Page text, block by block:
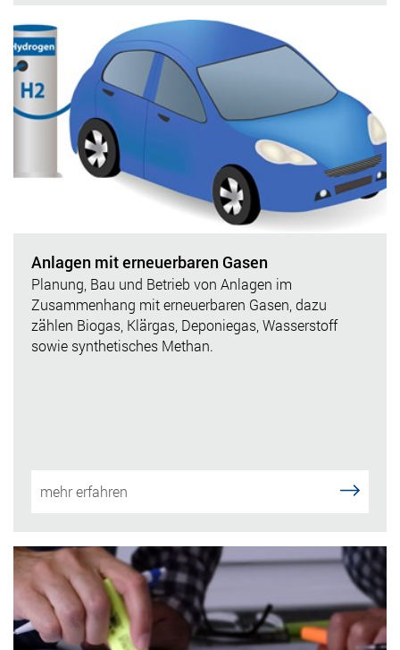
Anlagen mit erneuerbaren Gasen
Planung, Bau und Betrieb von Anlagen im
Zusammenhang mit erneuerbaren Gasen, dazu
zählen Biogas, Klärgas, Deponiegas, Wasserstoff
sowie synthetisches Methan.
mehr erfahren